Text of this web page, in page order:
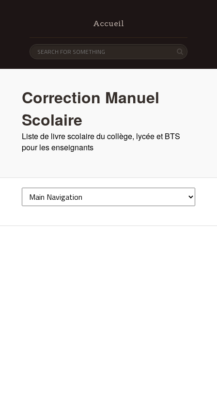
Accueil
Correction Manuel
Scolaire
Liste de livre scolaire du collège, lycée et BTS
pour les enseignants